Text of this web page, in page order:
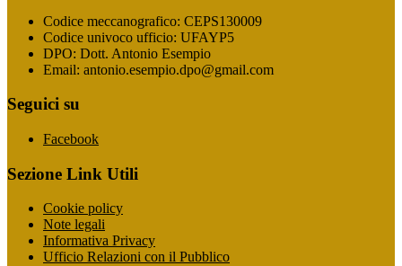
Codice meccanografico: CEPS130009
Codice univoco ufficio: UFAYP5
DPO: Dott. Antonio Esempio
Email: antonio.esempio.dpo@gmail.com
Seguici su
Facebook
Sezione Link Utili
Cookie policy
Note legali
Informativa Privacy
Ufficio Relazioni con il Pubblico